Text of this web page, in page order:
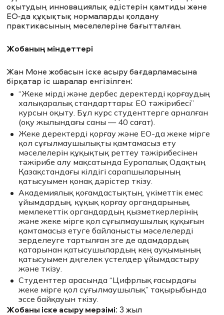
оқытудың инновациялық әдістерін қамтиды және
ЕО-да құқықтық нормаларды қолдану
практикасының мәселелеріне бағытталған.
Жобаның міндеттері
Жан Моне жобасын іске асыру бағдарламасына
бірқатар іс шаралар енгізілген:
“Жеке өмірді және дербес деректерді қорғаудың
халықаралық стандарттары: ЕО тәжірибесі”
курсын оқыту. Бұл курс студенттерге арналған
(оқу жылындағы саны — 40 сағат).
Жеке деректерді қорғау және ЕО-да жеке өмірге
қол сұғылмаушылықты қамтамасыз ету
мәселелерін құқықтық реттеу тәжірибесінен
тәжірибе алу мақсатында Еуропалық Одақтың
Қазақстандағы өкілдігі сарапшыларының
қатысуымен қонақ дәрістер өткізу.
Академиялық қоғамдастықтың, үкіметтік емес
ұйымдардың, құқық қорғау органдарының,
мемлекеттік органдардың қызметкерлерінің
және жеке өмірге қол сұғылмаушылық құқығын
қамтамасыз етуге байланысты мәселелерді
зерделеуге тартылған өзге де адамдардың
қатарынан қатысушылардың кең ауқымының
қатысуымен дөңгелек үстелдер ұйымдастыру
және өткізу.
Студенттер арасында “Цифрлық ғасырдағы
жеке өмірге қол сұғылмаушылық” тақырыбында
эссе байқауын өткізу.
Жобаны іске асыру мерзімі: 3 жыл